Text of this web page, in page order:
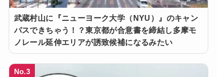
武蔵村山に『ニューヨーク大学（NYU）』のキャン
パスできちゃう！？東京都が合意書を締結し多摩モ
ノレール延伸エリアが誘致候補になるみたい
No.3